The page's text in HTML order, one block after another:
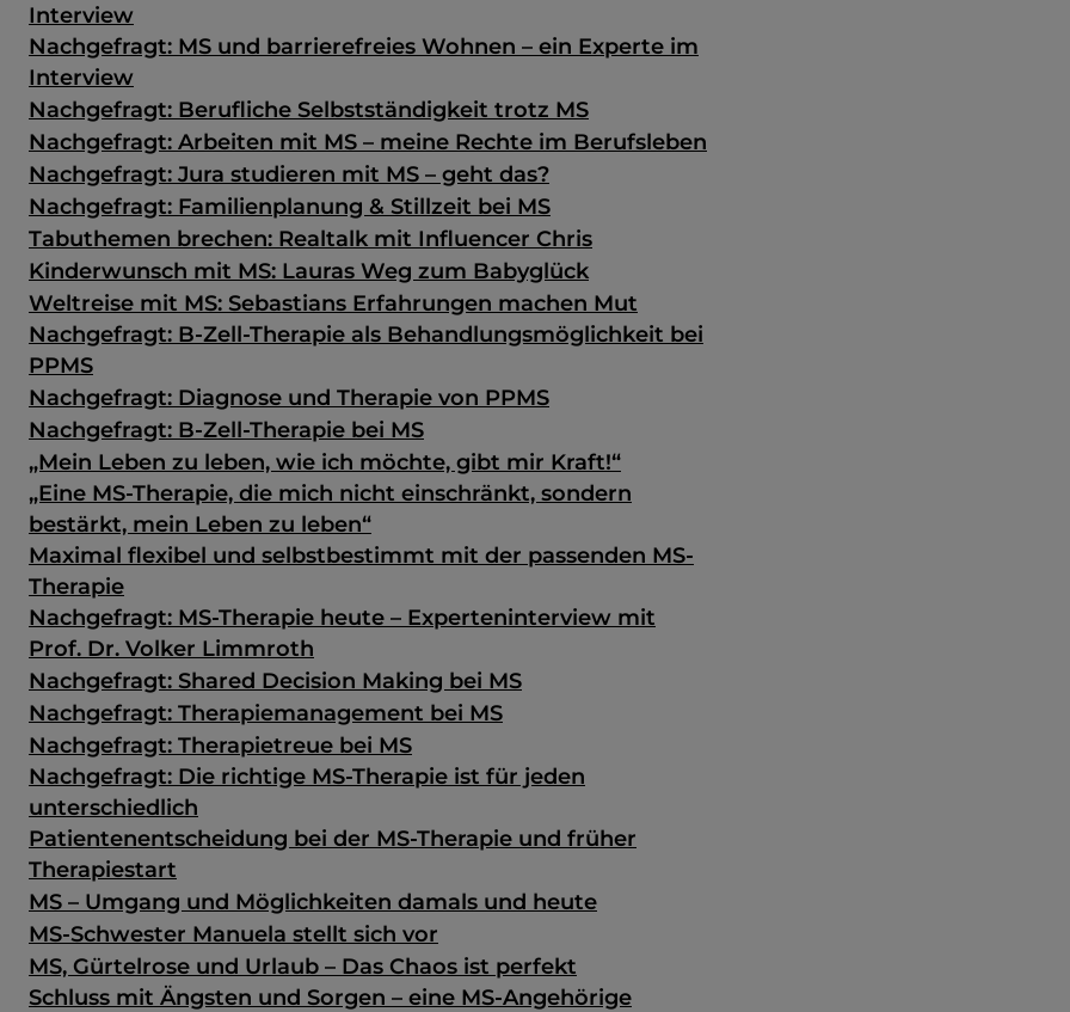
Interview
Nachgefragt: MS und barrierefreies Wohnen – ein Experte im
Interview
Nachgefragt: Berufliche Selbstständigkeit trotz MS
Nachgefragt: Arbeiten mit MS – meine Rechte im Berufsleben
Nachgefragt: Jura studieren mit MS – geht das?
Nachgefragt: Familienplanung & Stillzeit bei MS
Tabuthemen brechen: Realtalk mit Influencer Chris
Kinderwunsch mit MS: Lauras Weg zum Babyglück
Weltreise mit MS: Sebastians Erfahrungen machen Mut
Nachgefragt: B-Zell-Therapie als Behandlungsmöglichkeit bei
PPMS
Nachgefragt: Diagnose und Therapie von PPMS
Nachgefragt: B-Zell-Therapie bei MS
„Mein Leben zu leben, wie ich möchte, gibt mir Kraft!“
„Eine MS-Therapie, die mich nicht einschränkt, sondern
bestärkt, mein Leben zu leben“
Maximal flexibel und selbstbestimmt mit der passenden MS-
Therapie
Nachgefragt: MS-Therapie heute – Experteninterview mit
Prof. Dr. Volker Limmroth
Nachgefragt: Shared Decision Making bei MS
Nachgefragt: Therapiemanagement bei MS
Nachgefragt: Therapietreue bei MS
Nachgefragt: Die richtige MS-Therapie ist für jeden
unterschiedlich
Patientenentscheidung bei der MS-Therapie und früher
Therapiestart
MS – Umgang und Möglichkeiten damals und heute
MS-Schwester Manuela stellt sich vor
MS, Gürtelrose und Urlaub – Das Chaos ist perfekt
Schluss mit Ängsten und Sorgen – eine MS-Angehörige